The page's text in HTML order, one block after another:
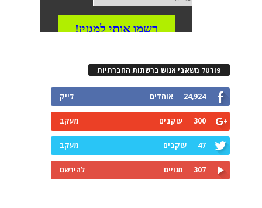
פורטל משאבי אנוש ברשתות החברתיות
24,924 אוהדים לייק
300 עוקבים מעקב
47 עוקבים מעקב
307 מנויים להירשם